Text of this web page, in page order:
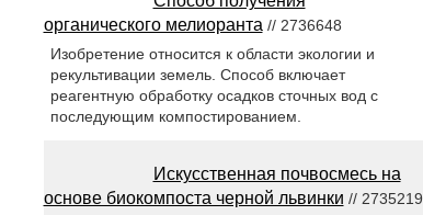
органического мелиоранта // 2736648
Изобретение относится к области экологии и
рекультивации земель. Способ включает
реагентную обработку осадков сточных вод с
последующим компостированием.
Искусственная почвосмесь на
основе биокомпоста черной львинки // 2735219